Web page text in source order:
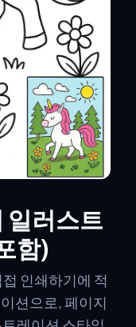
일러스트
함)
인쇄하기에 적
션으로, 페이지